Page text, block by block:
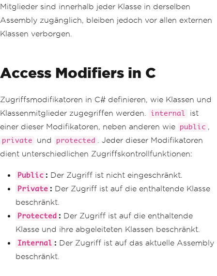
Mitglieder sind innerhalb jeder Klasse in derselben
Assembly zugänglich, bleiben jedoch vor allen externen
Klassen verborgen.
Access Modifiers in C
Zugriffsmodifikatoren in C# definieren, wie Klassen und
Klassenmitglieder zugegriffen werden.
internal
ist
einer dieser Modifikatoren, neben anderen wie
public ,
private und protected
. Jeder dieser Modifikatoren
dient unterschiedlichen Zugriffskontrollfunktionen:
Public : Der Zugriff ist nicht eingeschränkt.
Private : Der Zugriff ist auf die enthaltende Klasse
beschränkt.
Protected : Der Zugriff ist auf die enthaltende
Klasse und ihre abgeleiteten Klassen beschränkt.
Internal : Der Zugriff ist auf das aktuelle Assembly
beschränkt.